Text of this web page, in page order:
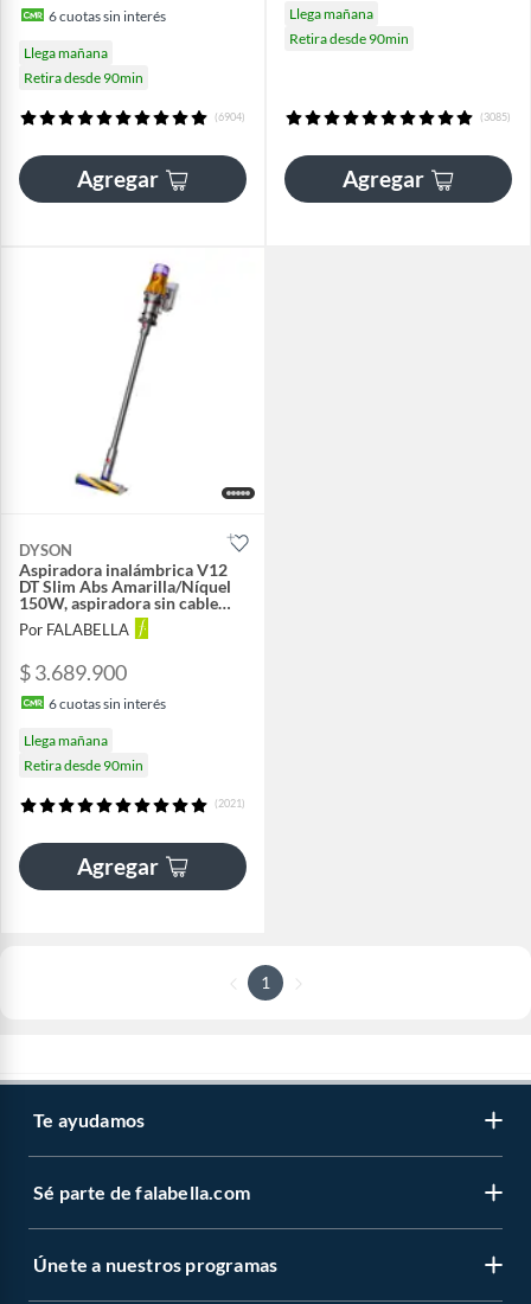
6cuotas sin interés
Llega mañana
Retira desde 90min
(6904)
Agregar
Llega mañana
Retira desde 90min
(3085)
Agregar
DYSON
Aspiradora inalámbrica V12
DT Slim Abs Amarilla/Níquel
150W, aspiradora sin cable
con luz que revela polvo
microscópico, incluye
aspiradora ideal para mascotas
Por FALABELLA
$ 3.689.900
6cuotas sin interés
Llega mañana
Retira desde 90min
(2021)
Agregar
1
Te ayudamos
Sé parte de falabella.com
Únete a nuestros programas